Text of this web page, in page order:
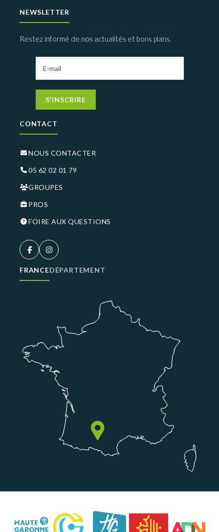
NEWSLETTER
Restez informé de nos actualités et bons plans.
S'INSCRIRE
CONTACT
NOUS CONTACTER
05 62 02 01 79
GROUPES
PROS
FOIRE AUX QUESTIONS
FRANCEDÉPARTEMENT